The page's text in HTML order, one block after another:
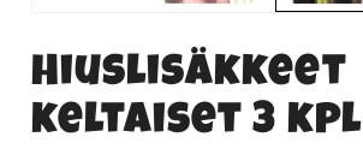
Hiuslisäkkeet
keltaiset 3 kpl